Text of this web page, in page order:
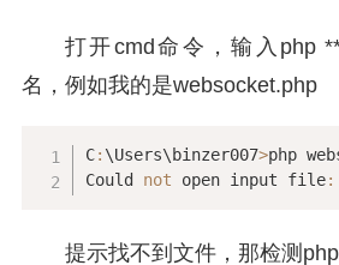
打开cmd命令，输入php
名，例如我的是websocket.php
C: \Users\binzer007>php
Could not open input file:
提示找不到文件，那检测